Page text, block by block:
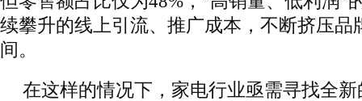
续攀升的线上引流、推广成本，不断挤压品
间。
在这样的情况下，家电行业亟需寻找全